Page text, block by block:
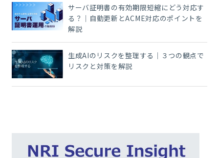
サーバ証明書の有効期限短縮にどう対応す
る？｜自動更新とACME対応のポイントを
解説
生成AIのリスクを整理する｜３つの観点で
リスクと対策を解説